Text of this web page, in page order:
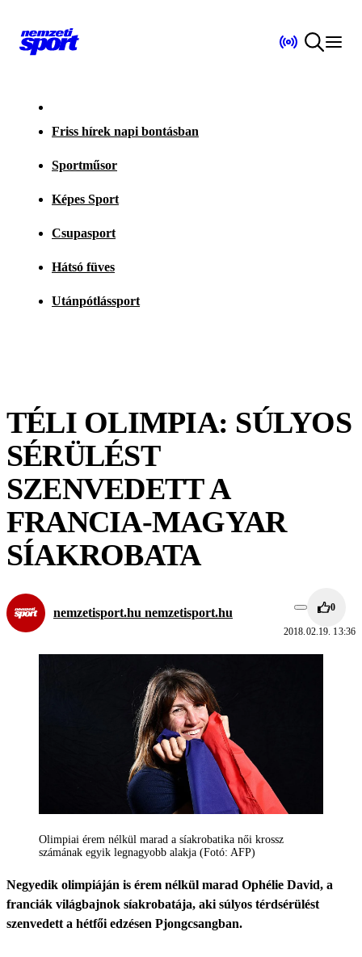
Friss hírek napi bontásban
Sportműsor
Képes Sport
Csupasport
Hátsó füves
Utánpótlássport
TÉLI OLIMPIA: SÚLYOS
SÉRÜLÉST
SZENVEDETT A
FRANCIA-MAGYAR
SÍAKROBATA
nemzetisport.hu nemzetisport.hu 0
2018.02.19. 13:36
Olimpiai érem nélkül marad a síakrobatika női krossz
számának egyik legnagyobb alakja (Fotó: AFP)
Negyedik olimpiáján is érem nélkül marad Ophélie David, a
franciák világbajnok síakrobatája, aki súlyos térdsérülést
szenvedett a hétfői edzésen Pjongcsangban.